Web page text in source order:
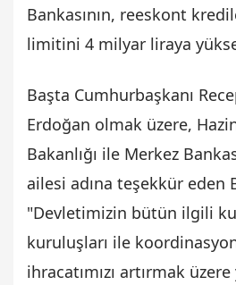
Bankasının, reeskont
limitini 4 milyar liraya
Başta Cumhurbaşkanı
Erdoğan olmak üzere,
Bakanlığı ile Merkez
ailesi adına teşekkür eden
"Devletimizin bütün ilgili
kuruluşları ile
ihracatımızı artırmak